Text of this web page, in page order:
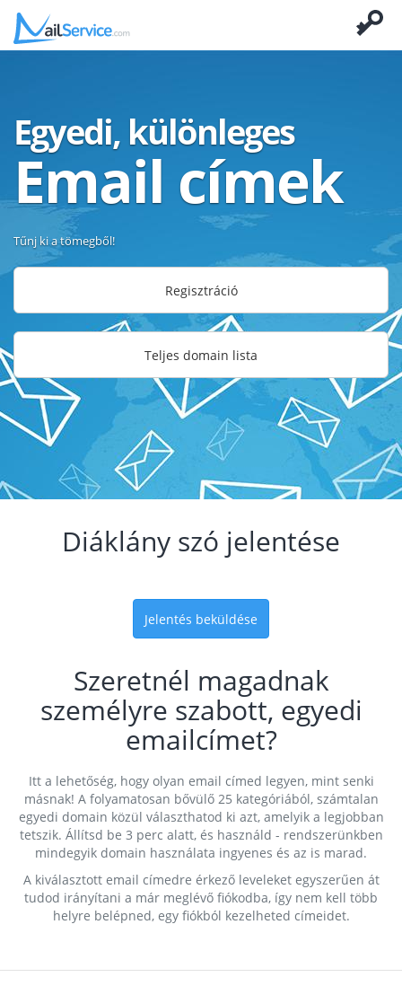
Egyedi, különleges
Email címek
Tűnj ki a tömegből!
Regisztráció
Teljes domain lista
Diáklány szó jelentése
Jelentés beküldése
Szeretnél magadnak
személyre szabott, egyedi
emailcímet?
Itt a lehetőség, hogy olyan email címed legyen, mint senki
másnak! A folyamatosan bővülő 25 kategóriából, számtalan
egyedi domain közül választhatod ki azt, amelyik a legjobban
tetszik. Állítsd be 3 perc alatt, és használd - rendszerünkben
mindegyik domain használata ingyenes és az is marad.
A kiválasztott email címedre érkező leveleket egyszerűen át
tudod irányítani a már meglévő fiókodba, így nem kell több
helyre belépned, egy fiókból kezelheted címeidet.